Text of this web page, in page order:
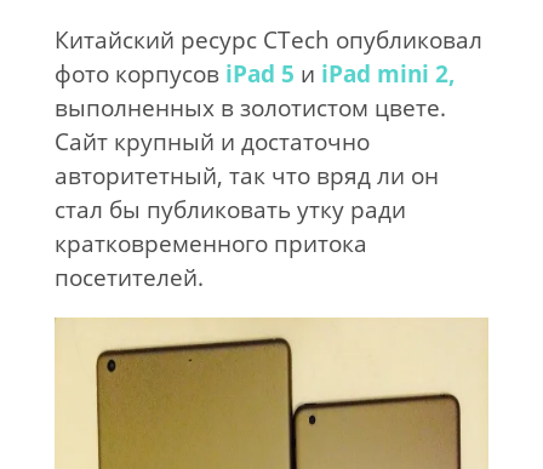
Китайский ресурс CTech опубликовал
фото корпусов iPad 5 и iPad mini 2,
выполненных в золотистом цвете.
Сайт крупный и достаточно
авторитетный, так что вряд ли он
стал бы публиковать утку ради
кратковременного притока
посетителей.